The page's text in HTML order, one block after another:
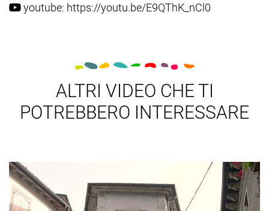
youtube: https://youtu.be/E9QThK_nCl0
ALTRI VIDEO CHE TI
POTREBBERO INTERESSARE